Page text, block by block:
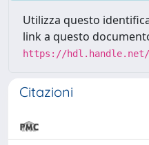
Utilizza questo
link a questo
https://hdl.handle.net/
Citazioni